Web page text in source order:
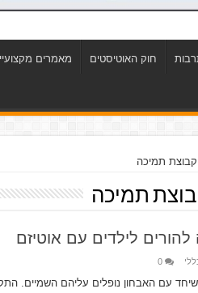
חוק האוטיסטים מאמרים
תמיכה
לילדים עם אוטיזם
0
שיחד עם האבחון נופלים עליהם השמיים.